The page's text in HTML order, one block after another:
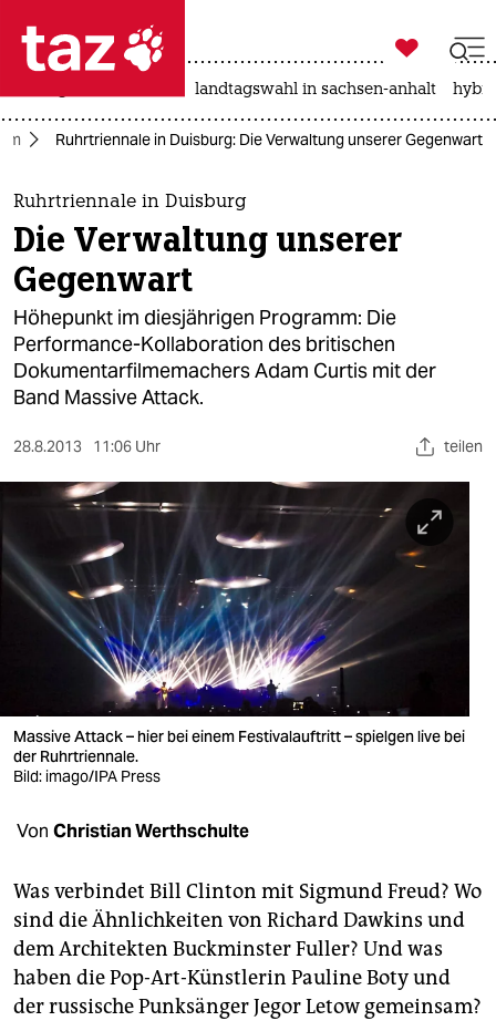
 taz zahl ich
taz zahl ich
themen
politik
öko
gesellschaft
kultur
sport
berlin
nord
wahrheit
verlag
veranstaltungen
shop
fragen & hilfe
abo
genossenschaft
epaper login

taz zahl ich
landtagswahl in sachsen-anhalt
Ruhrtriennale in Duisburg: Die Verwaltung unserer Gegenwart
Ruhrtriennale in Duisburg
Die Verwaltung unserer
Gegenwart
Höhepunkt im diesjährigen Programm: Die
Performance-Kollaboration des britischen
Dokumentarfilmemachers Adam Curtis mit der
Band Massive Attack.
28.8.2013 11:06 Uhr teilen
Massive Attack – hier bei einem Festivalauftritt – spielgen live bei
der Ruhrtriennale.
Bild: imago/IPA Press
Von Christian Werthschulte
Was verbindet Bill Clinton mit Sigmund Freud? Wo
sind die Ähnlichkeiten von Richard Dawkins und
dem Architekten Buckminster Fuller? Und was
haben die Pop-Art-Künstlerin Pauline Boty und
der russische Punksänger Jegor Letow gemeinsam?